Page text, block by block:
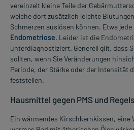
vereinzelt kleine Teile der
welche dort zusätzlich leichte
Schmerzen auslösen können. Etwa
Endometriose. Leider ist die
unterdiagnostiziert. Generell gilt, dass
sollten, wenn Sie Veränderungen
Periode, der Stärke oder der Intensität
feststellen.
Hausmittel gegen PMS und
Ein wärmendes Kirschkernkissen, eine